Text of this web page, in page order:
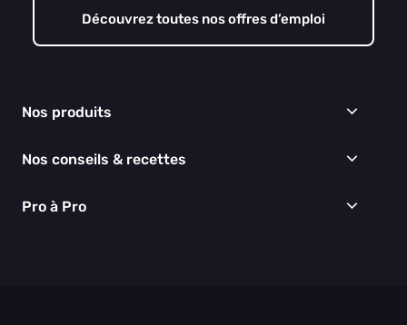
Découvrez toutes nos offres d’emploi
Nos produits
Épicerie
Boissons
Nos conseils & recettes
Recettes
Pro à Pro